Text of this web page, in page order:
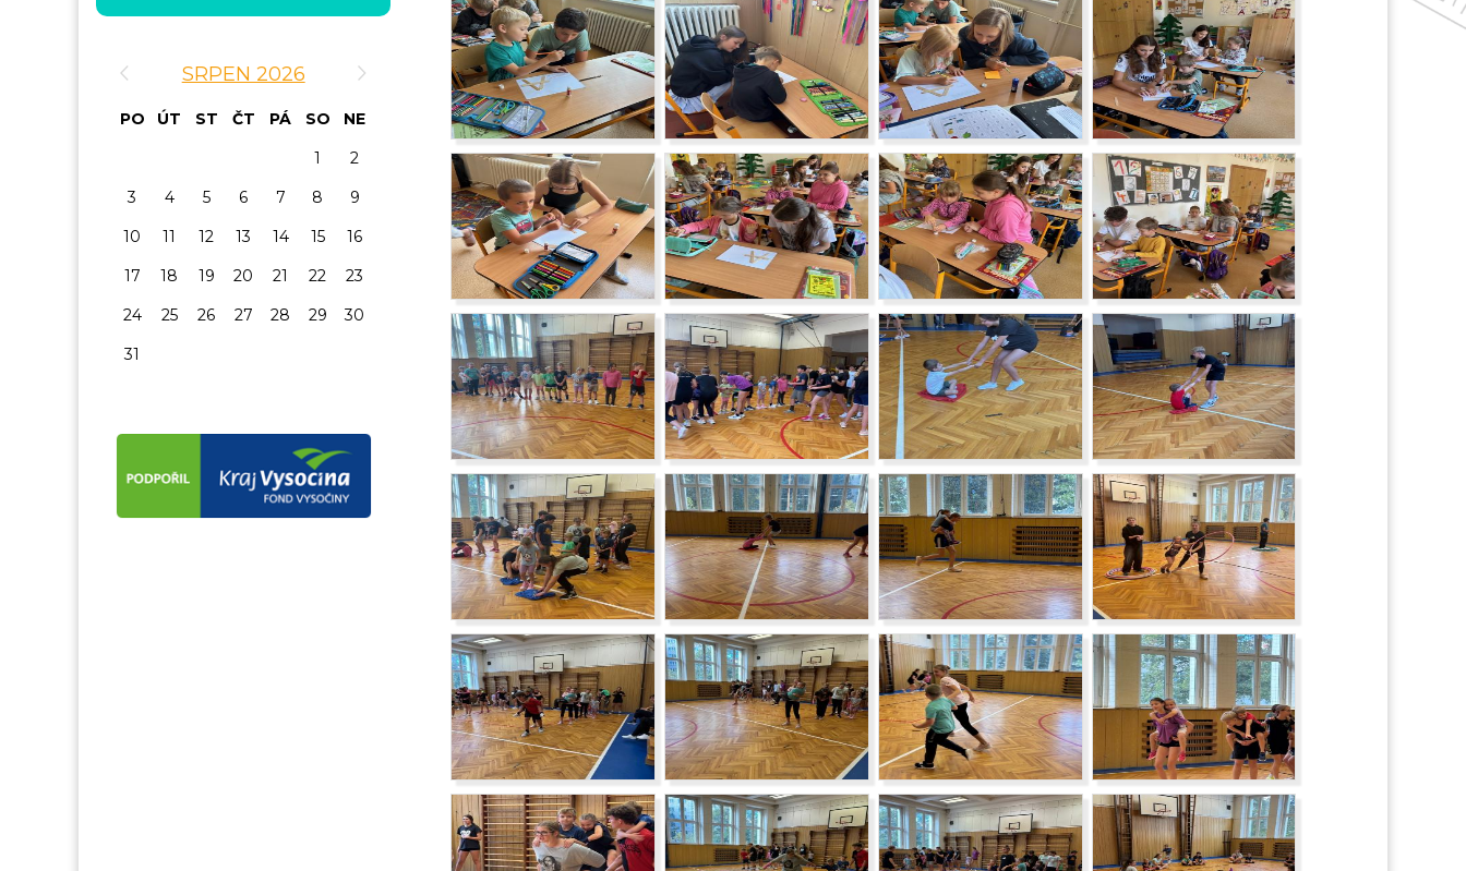
SRPEN 2026
PO ÚT ST ČT PÁ SO
NE
1
2
3
4 5 6 7 8
9
10
11 12 13 14 15
16
17
18 19 20 21 22
23
24
25 26 27 28 29
30
31